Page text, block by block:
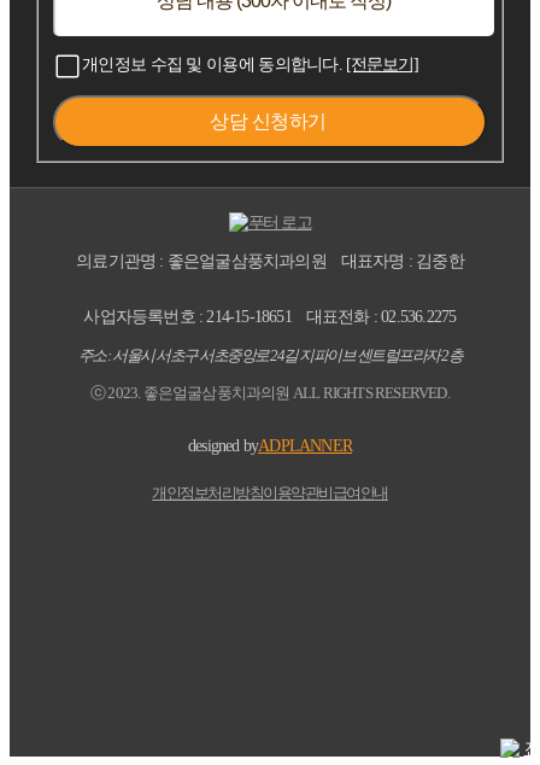
개인정보 수집 및 이용에 동의합니다. [전문보기]
상담 신청하기
의료기관명 : 좋은얼굴삼풍치과의원 대표자명 : 김중한
사업자등록번호 : 214-15-18651 대표전화 : 02.536.2275
주소 : 서울시 서초구 서초중앙로 24길 지파이브 센트럴프라자 2층
ⓒ 2023. 좋은얼굴삼풍치과의원 ALL RIGHTS RESERVED.
designed byADPLANNER
개인정보처리방침이용약관비급여안내